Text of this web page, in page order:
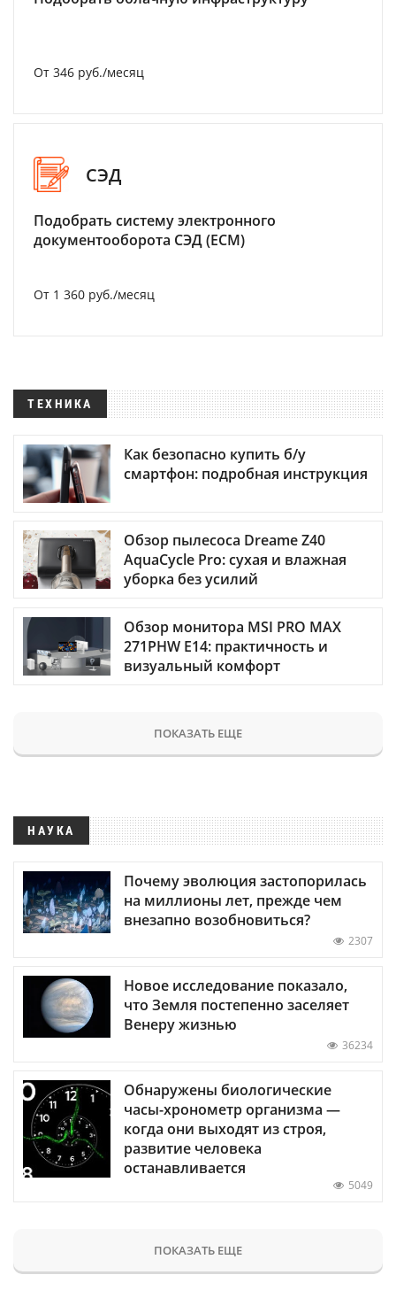
От 346 руб./месяц
СЭД
Подобрать систему электронного
документооборота СЭД (ECM)
От 1 360 руб./месяц
ТЕХНИКА
Как безопасно купить б/у
смартфон: подробная инструкция
Обзор пылесоса Dreame Z40
AquaCycle Pro: сухая и влажная
уборка без усилий
Обзор монитора MSI PRO MAX
271PHW E14: практичность и
визуальный комфорт
ПОКАЗАТЬ ЕЩЕ
НАУКА
Почему эволюция застопорилась
на миллионы лет, прежде чем
внезапно возобновиться?
2307
Новое исследование показало,
что Земля постепенно заселяет
Венеру жизнью
36234
Обнаружены биологические
часы-хронометр организма —
когда они выходят из строя,
развитие человека
останавливается
5049
ПОКАЗАТЬ ЕЩЕ